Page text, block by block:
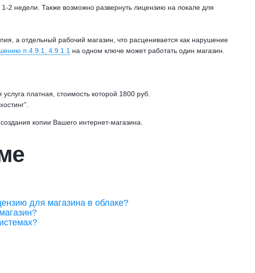
2 недели. Также возможно развернуть лицензию на локале для
а отдельный рабочий магазин, что расценивается как нарушение
п.4.9.1, 4.9.1.1 на одном ключе может работать один магазин.
платная, стоимость которой 1800 руб.
копии Вашего интернет-магазина.
для магазина в облаке?